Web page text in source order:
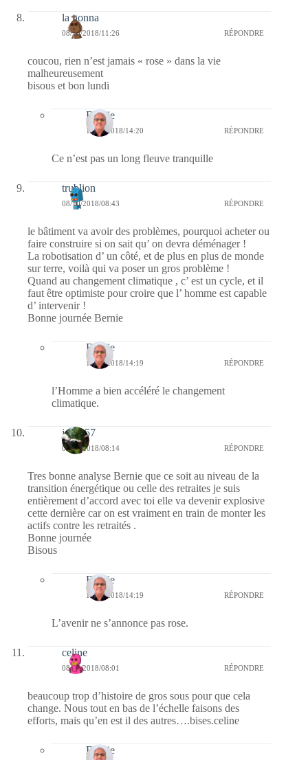
la nonna
08/10/2018/11:26 RÉPONDRE
coucou, rien n’est jamais « rose » dans la vie
malheureusement
bisous et bon lundi
Bernie
11/10/2018/14:20 RÉPONDRE
Ce n’est pas un long fleuve tranquille
trublion
08/10/2018/08:43 RÉPONDRE
le bâtiment va avoir des problèmes, pourquoi acheter ou
faire construire si on sait qu’ on devra déménager !
La robotisation d’ un côté, et de plus en plus de monde
sur terre, voilà qui va poser un gros problème !
Quand au changement climatique , c’ est un cycle, et il
faut être optimiste pour croire que l’ homme est capable
d’ intervenir !
Bonne journée Bernie
Bernie
11/10/2018/14:19 RÉPONDRE
l’Homme a bien accéléré le changement
climatique.
jazzy57
08/10/2018/08:14 RÉPONDRE
Tres bonne analyse Bernie que ce soit au niveau de la
transition énergétique ou celle des retraites je suis
entièrement d’accord avec toi elle va devenir explosive
cette dernière car on est vraiment en train de monter les
actifs contre les retraités .
Bonne journée
Bisous
Bernie
11/10/2018/14:19 RÉPONDRE
L’avenir ne s’annonce pas rose.
celine
08/10/2018/08:01 RÉPONDRE
beaucoup trop d’histoire de gros sous pour que cela
change. Nous tout en bas de l’échelle faisons des
efforts, mais qu’en est il des autres….bises.celine
Bernie